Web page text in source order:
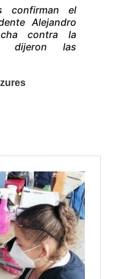
confirman el
Alejandro
contra la
dijeron las